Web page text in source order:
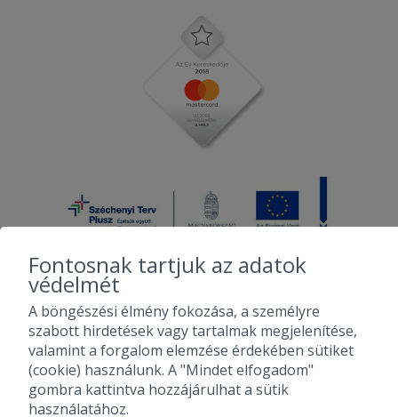
2010-2026 Copyright - Falatozz.hu - Diston-line Kft.
Pizza, gyros, hamburger, menük kedvező áron, egy helyen az összes
étterem ajánlata.
Fontosnak tartjuk az adatok
védelmét
A böngészési élmény fokozása, a személyre
szabott hirdetések vagy tartalmak megjelenítése,
valamint a forgalom elemzése érdekében sütiket
(cookie) használunk. A "Mindet elfogadom"
gombra kattintva hozzájárulhat a sütik
használatához.